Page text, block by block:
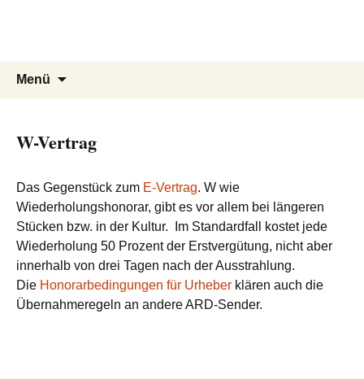
Menü
W-Vertrag
Das Gegenstück zum E-Vertrag. W wie
Wiederholungshonorar, gibt es vor allem bei längeren
Stücken bzw. in der Kultur. Im Standardfall kostet jede
Wiederholung 50 Prozent der Erstvergütung, nicht aber
innerhalb von drei Tagen nach der Ausstrahlung.
Die Honorarbedingungen für Urheber klären auch die
Übernahmeregeln an andere ARD-Sender.